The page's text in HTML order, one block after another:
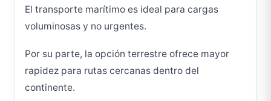
El transporte marítimo es ideal para cargas
voluminosas y no urgentes.
Por su parte, la opción terrestre ofrece mayor
rapidez para rutas cercanas dentro del
continente.